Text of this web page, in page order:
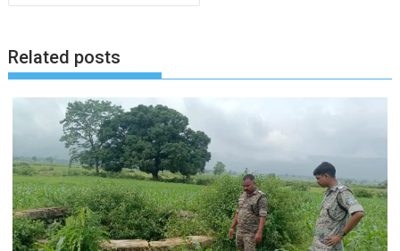
Related posts